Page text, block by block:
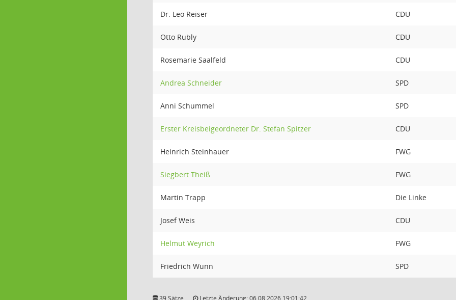
Dr. Leo Reiser CDU
Otto Rubly CDU
Rosemarie Saalfeld CDU
Andrea Schneider SPD
Anni Schummel SPD
Erster Kreisbeigeordneter Dr. Stefan Spitzer CDU
Heinrich Steinhauer FWG
Siegbert Theiß FWG
Martin Trapp Die Linke
Josef Weis CDU
Helmut Weyrich FWG
Friedrich Wunn SPD
39 Sätze Letzte Änderung: 06.08.2026 19:01:42